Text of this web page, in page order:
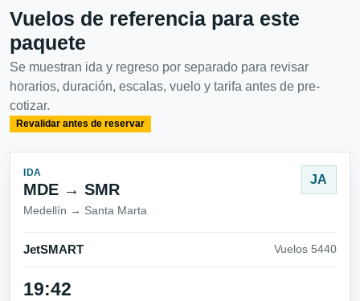
Vuelos de referencia para este
paquete
Se muestran ida y regreso por separado para revisar
horarios, duración, escalas, vuelo y tarifa antes de pre-
cotizar.
Revalidar antes de reservar
IDA
MDE → SMR
Medellín → Santa Marta
JA
JetSMART Vuelos 5440
19:42